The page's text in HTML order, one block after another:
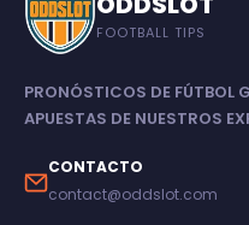
FOOTBALL TIPS
PRONÓSTICOS DE FÚTBOL
APUESTAS DE NUESTROS
CONTACTO
contact@oddslot.com